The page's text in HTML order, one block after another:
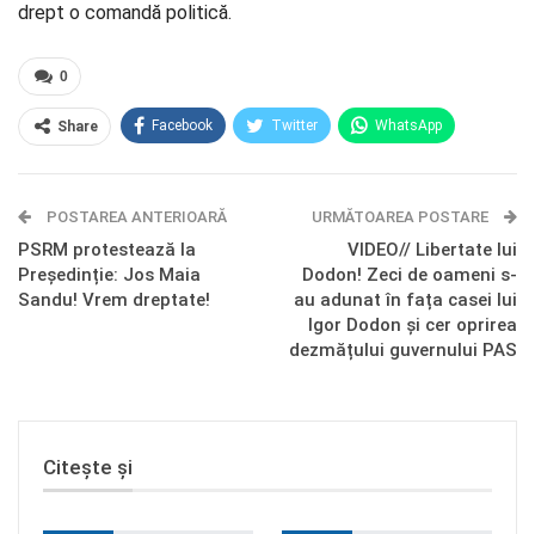
drept o comandă politică.
0
Share Facebook Twitter WhatsApp
Telegram OK.ru
POSTAREA ANTERIOARĂ
PSRM protestează la
Președinție: Jos Maia
Sandu! Vrem dreptate!
URMĂTOAREA POSTARE
VIDEO// Libertate lui
Dodon! Zeci de oameni s-
au adunat în fața casei lui
Igor Dodon și cer oprirea
dezmățului guvernului PAS
Citește și